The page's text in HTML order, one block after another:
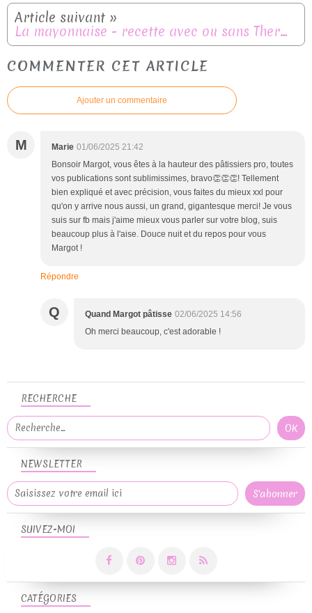
La mayonnaise - recette avec ou sans Thermomix
COMMENTER CET ARTICLE
Ajouter un commentaire
M Marie 01/06/2025 21:42
Bonsoir Margot, vous êtes à la hauteur des pâtissiers pro, toutes
vos publications sont sublimissimes, bravo👏👏👏! Tellement
bien expliqué et avec précision, vous faites du mieux xxl pour
qu'on y arrive nous aussi, un grand, gigantesque merci! Je vous
suis sur fb mais j'aime mieux vous parler sur votre blog, suis
beaucoup plus à l'aise. Douce nuit et du repos pour vous
Margot !
Répondre
Q Quand Margot pâtisse 02/06/2025 14:56
Oh merci beaucoup, c'est adorable !
NEWSLETTER
SUIVEZ-MOI
RECHERCHE
CATÉGORIES